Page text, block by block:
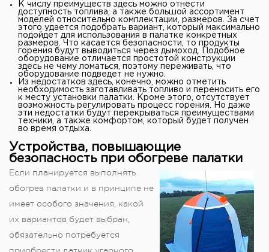
К числу преимуществ здесь можно отнести
доступность топлива, а также большой ассортимент
моделей относительно комплектации, размеров. За счет
этого удается подобрать вариант, который максимально
подойдет для использования в палатке конкретных
размеров. Что касается безопасности, то продукты
горения будут выводиться через дымоход. Подобное
оборудование отличается простотой конструкции
здесь не чему ломаться, поэтому переживать, что
оборудование подведет не нужно.
Из недостатков здесь, конечно, можно отметить
необходимость заготавливать топливо и переносить его
к месту установки палатки. Кроме этого, отсутствует
возможность регулировать процесс горения. Но даже
эти недостатки будут перекрываться преимуществами
техники, а также комфортом, который будет получен
во время отдыха.
Устройства, повышающие
безопасность при обогреве палатки
Если планируется выполнять
обогрев палатки и в принципе не
имеет особого значения, какой
их вариантов будет выбран,
обязательно потребуется